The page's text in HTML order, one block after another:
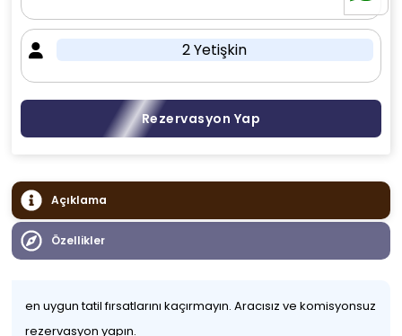
2 Yetişkin
Rezervasyon Yap
Açıklama
Özellikler
en uygun tatil fırsatlarını kaçırmayın. Aracısız ve komisyonsuz
rezervasyon yapın.